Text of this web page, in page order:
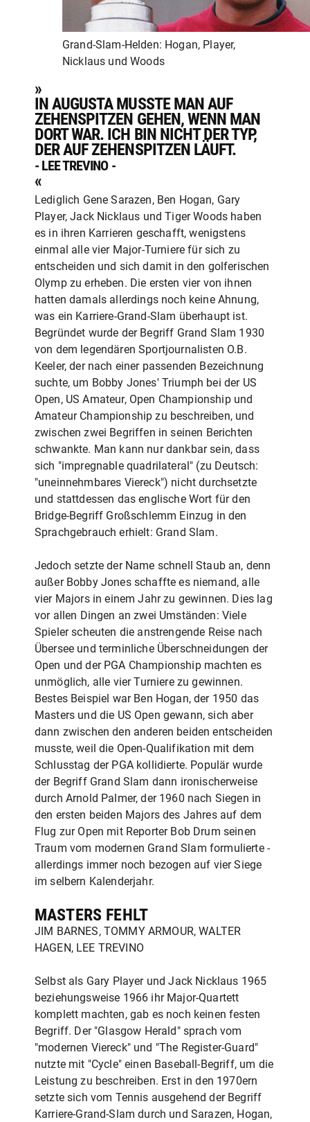
Grand-Slam-Helden: Hogan, Player,
Nicklaus und Woods
»
IN AUGUSTA MUSSTE MAN AUF
ZEHENSPITZEN GEHEN, WENN MAN
DORT WAR. ICH BIN NICHT DER TYP,
DER AUF ZEHENSPITZEN LÄUFT.
- LEE TREVINO -
«
Lediglich Gene Sarazen, Ben Hogan, Gary
Player, Jack Nicklaus und Tiger Woods haben
es in ihren Karrieren geschafft, wenigstens
einmal alle vier Major-Turniere für sich zu
entscheiden und sich damit in den golferischen
Olymp zu erheben. Die ersten vier von ihnen
hatten damals allerdings noch keine Ahnung,
was ein Karriere-Grand-Slam überhaupt ist.
Begründet wurde der Begriff Grand Slam 1930
von dem legendären Sportjournalisten O.B.
Keeler, der nach einer passenden Bezeichnung
suchte, um Bobby Jones' Triumph bei der US
Open, US Amateur, Open Championship und
Amateur Championship zu beschreiben, und
zwischen zwei Begriffen in seinen Berichten
schwankte. Man kann nur dankbar sein, dass
sich "impregnable quadrilateral" (zu Deutsch:
"uneinnehmbares Viereck") nicht durchsetzte
und stattdessen das englische Wort für den
Bridge-Begriff Großschlemm Einzug in den
Sprachgebrauch erhielt: Grand Slam.
Jedoch setzte der Name schnell Staub an, denn
außer Bobby Jones schaffte es niemand, alle
vier Majors in einem Jahr zu gewinnen. Dies lag
vor allen Dingen an zwei Umständen: Viele
Spieler scheuten die anstrengende Reise nach
Übersee und terminliche Überschneidungen der
Open und der PGA Championship machten es
unmöglich, alle vier Turniere zu gewinnen.
Bestes Beispiel war Ben Hogan, der 1950 das
Masters und die US Open gewann, sich aber
dann zwischen den anderen beiden entscheiden
musste, weil die Open-Qualifikation mit dem
Schlusstag der PGA kollidierte. Populär wurde
der Begriff Grand Slam dann ironischerweise
durch Arnold Palmer, der 1960 nach Siegen in
den ersten beiden Majors des Jahres auf dem
Flug zur Open mit Reporter Bob Drum seinen
Traum vom modernen Grand Slam formulierte -
allerdings immer noch bezogen auf vier Siege
im selbern Kalenderjahr.
MASTERS FEHLT
JIM BARNES, TOMMY ARMOUR, WALTER
HAGEN, LEE TREVINO
Selbst als Gary Player und Jack Nicklaus 1965
beziehungsweise 1966 ihr Major-Quartett
komplett machten, gab es noch keinen festen
Begriff. Der "Glasgow Herald" sprach vom
"modernen Viereck" und "The Register-Guard"
nutzte mit "Cycle" einen Baseball-Begriff, um die
Leistung zu beschreiben. Erst in den 1970ern
setzte sich vom Tennis ausgehend der Begriff
Karriere-Grand-Slam durch und Sarazen, Hogan,